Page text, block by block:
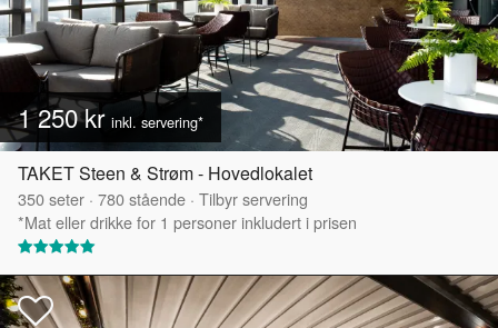
1 250 kr inkl. servering*
TAKET Steen & Strøm - Hovedlokalet
350seter · 780stående · Tilbyr servering
*Mat eller drikke for 1 personer inkludert i prisen